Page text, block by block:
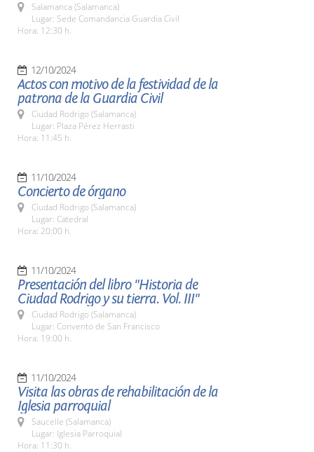
Salamanca (Salamanca)
Lugar: Sede Comandancia Guardia Civil
Hora: 12:30 h.
12/10/2024
Actos con motivo de la festividad de la
patrona de la Guardia Civil
Ciudad Rodrigo (Salamanca)
Lugar: Plaza Pérez Herrasti
Hora: 11:45 h.
11/10/2024
Concierto de órgano
Ciudad Rodrigo (Salamanca)
Lugar: Catedral
Hora: 20:00 h.
11/10/2024
Presentación del libro "Historia de
Ciudad Rodrigo y su tierra. Vol. III"
Ciudad Rodrigo (Salamanca)
Lugar: Convento de San Francisco
Hora: 19:00 h.
11/10/2024
Visita las obras de rehabilitación de la
Iglesia parroquial
Saucelle (Salamanca)
Lugar: Iglesia Parroquial
Hora: 11:30 h.